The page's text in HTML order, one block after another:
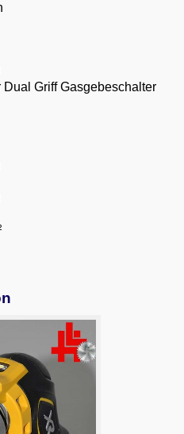
Dual Griff Gasgebeschalter